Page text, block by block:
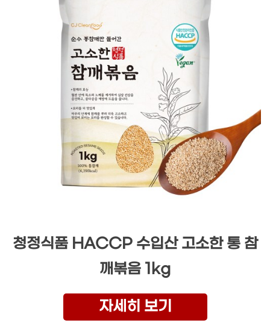
청정식품 HACCP 수입산 고소한 통 참
깨볶음 1kg
자세히 보기